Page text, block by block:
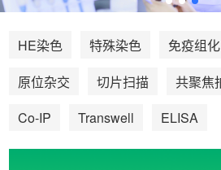
HE染色 特殊染色 免疫组化
原位杂交
切片扫描 共聚焦
Co-IP
Transwell ELISA